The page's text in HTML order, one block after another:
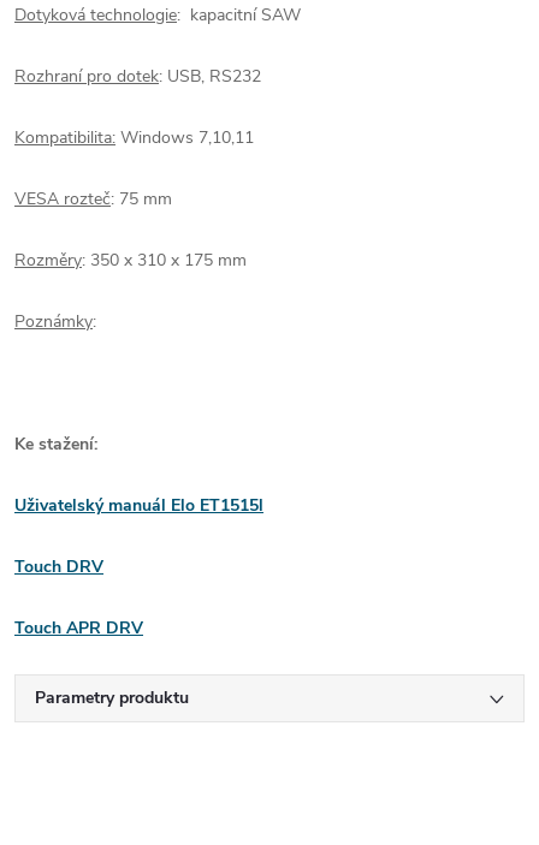
Dotyková technologie: kapacitní SAW
Rozhraní pro dotek: USB, RS232
Kompatibilita: Windows 7,10,11
VESA rozteč: 75 mm
Rozměry: 350 x 310 x 175 mm
Poznámky:
Ke stažení:
Uživatelský manuál Elo ET1515l
Touch DRV
Touch APR DRV
Parametry produktu